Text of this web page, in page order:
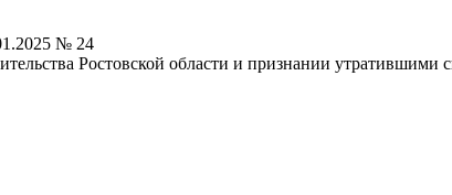
№ 24
Ростовской области и признании